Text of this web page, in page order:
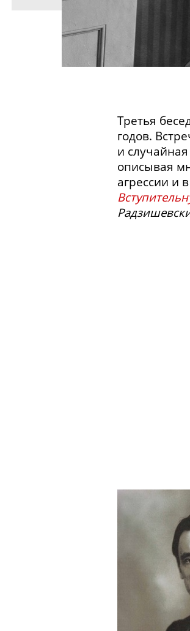
Третья
годов.
и
описывая
агрессии и
с
Разговоры
в ночном